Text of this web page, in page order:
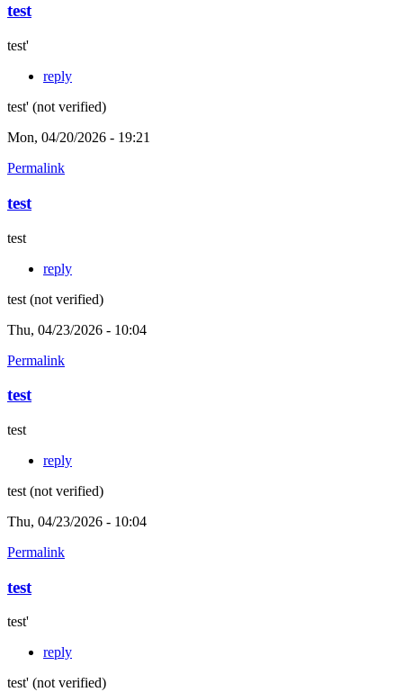
test
test'
reply
test' (not verified)
Mon, 04/20/2026 - 19:21
Permalink
test
test
reply
test (not verified)
Thu, 04/23/2026 - 10:04
Permalink
test
test
reply
test (not verified)
Thu, 04/23/2026 - 10:04
Permalink
test
test'
reply
test' (not verified)